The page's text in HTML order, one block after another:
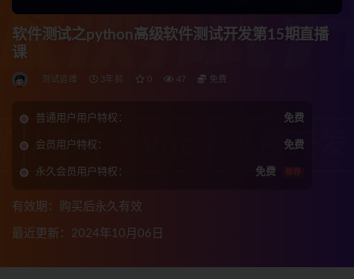
软件测试之python高级软件测试开发第15期直播
课
测试运维 3年前 0 47 免费
普通用户用户特权： 免费
会员用户特权： 免费
永久会员用户特权： 免费 推荐
有效期：购买后永久有效
最近更新：2024年10月06日